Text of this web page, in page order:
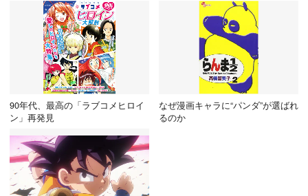
90年代、最高の「ラブコメヒロイ
ン」再発見
なぜ漫画キャラに“パンダ”が選ばれ
るのか